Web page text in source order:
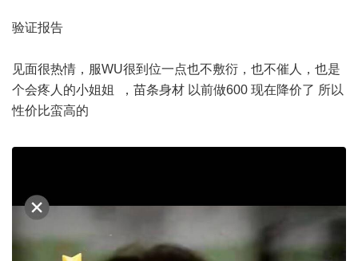
验证报告
见面很热情，服WU很到位一点也不敷衍，也不催人，也是
个会疼人的小姐姐 ，苗条身材 以前做600 现在降价了 所以
性价比蛮高的